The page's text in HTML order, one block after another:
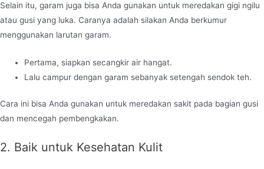
Selain itu, garam juga bisa Anda gunakan untuk meredakan gigi ngilu
atau gusi yang luka. Caranya adalah silakan Anda berkumur
menggunakan larutan garam.
Pertama, siapkan secangkir air hangat.
Lalu campur dengan garam sebanyak setengah sendok teh.
Cara ini bisa Anda gunakan untuk meredakan sakit pada bagian gusi
dan mencegah pembengkakan.
2. Baik untuk Kesehatan Kulit